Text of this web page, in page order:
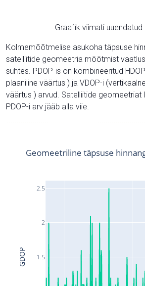
Graafik viimati
Kolmemõõtmelise asukoha täpsuse
satelliitide geomeetria mõõtmist
suhtes. PDOP-is on kombineeritud
plaaniline väärtus ) ja VDOP-i
väärtus ) arvud. Satelliitide geomeetriat
PDOP-i arv jääb alla viie.
1.5
2
2.5
Geomeetriline täpsuse
GDOP